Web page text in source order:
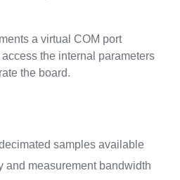
a virtual COM port
the internal parameters
the board.
samples available
and measurement bandwidth